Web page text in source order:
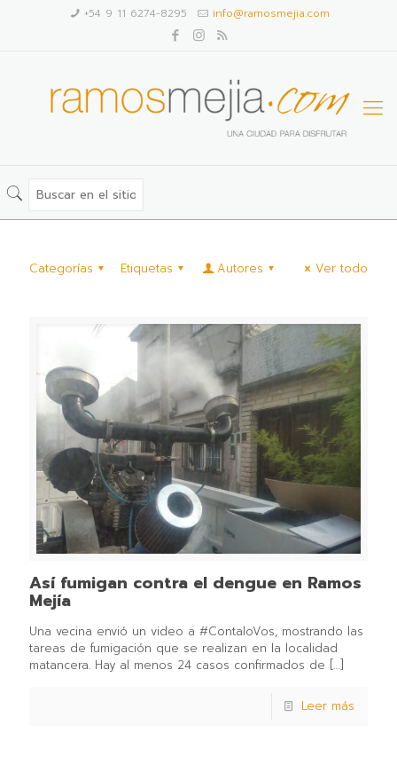
+54 9 11 6274-8295 info@ramosmejia.com
Categorías Etiquetas Autores Ver todo
Así fumigan contra el dengue en Ramos
Mejía
Una vecina envió un video a #ContaloVos, mostrando las
tareas de fumigación que se realizan en la localidad
matancera. Hay al menos 24 casos confirmados de […]
Leer más